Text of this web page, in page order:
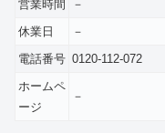
営業時間
－
休業日
－
電話番号 0120-112-072
ホームペ
ージ
－